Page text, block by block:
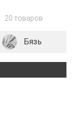
20 товаров
Бязь